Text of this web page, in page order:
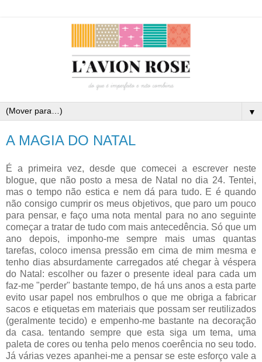
▼
A MAGIA DO NATAL
É a primeira vez, desde que comecei a escrever neste
blogue, que não posto a mesa de Natal no dia 24. Tentei,
mas o tempo não estica e nem dá para tudo. E é quando
não consigo cumprir os meus objetivos, que paro um pouco
para pensar, e faço uma nota mental para no ano seguinte
começar a tratar de tudo com mais antecedência. Só que um
ano depois, imponho-me sempre mais umas quantas
tarefas, coloco imensa pressão em cima de mim mesma e
tenho dias absurdamente carregados até chegar à véspera
do Natal: escolher ou fazer o presente ideal para cada um
faz-me "perder" bastante tempo, de há uns anos a esta parte
evito usar papel nos embrulhos o que me obriga a fabricar
sacos e etiquetas em materiais que possam ser reutilizados
(geralmente tecido) e empenho-me bastante na decoração
da casa. tentando sempre que esta siga um tema, uma
paleta de cores ou tenha pelo menos coerência no seu todo.
Já várias vezes apanhei-me a pensar se este esforço vale a